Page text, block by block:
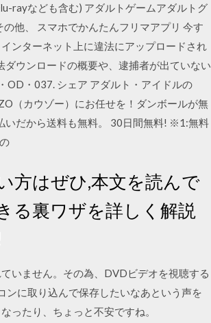
rayなども含む) アダルトゲームアダルトグ
他、 スマホでかんたんフリマアプリ 今す
ンターネット上に違法にアップロードされ
ウンロードの概要や、逮捕者が出ていない
OD・037. シェア アダルト・アイドルの
（カウゾー）にお任せを！ダンボールが無
いだから送料も無料。 30日間無料! ※1:無料
方はぜひ,本文を読んで
る裏ワザを詳しく解説
いません。その為、DVDビデオを視聴する
に取り込んで保存したいなあという声を
ったり、ちょっと不安ですね。